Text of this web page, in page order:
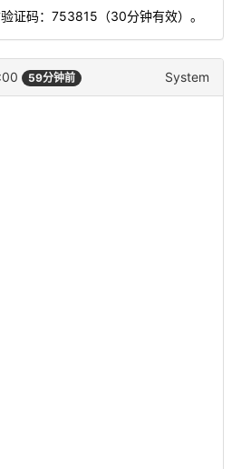
验证码：753815（30分钟有效）。
59分钟前 System